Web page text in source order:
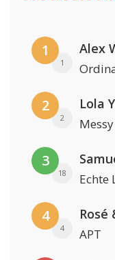
1
1
Alex
2
2
Lola
Messy
3
18 Echte
4
4
Rosé
APT